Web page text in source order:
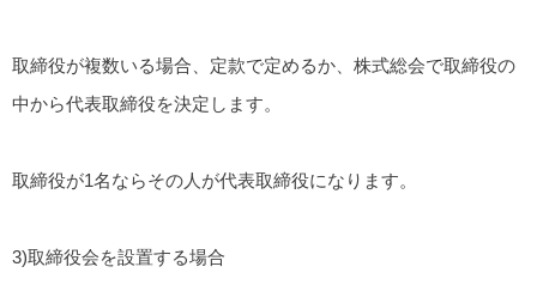
取締役が複数いる場合、定款で定めるか、株式総会で取締役の
中から代表取締役を決定します。
取締役が1名ならその人が代表取締役になります。
3)取締役会を設置する場合